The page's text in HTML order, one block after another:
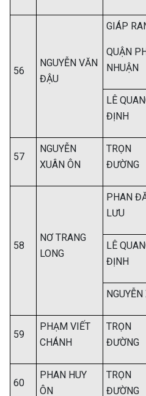
56
NGUYỄN VĂN
ĐẬU
GIÁP
QUẬN
NHUẬN
LÊ
ĐỊNH
57
NGUYỄN
XUÂN ÔN
TRỌN
ĐƯỜNG
58
NƠ TRANG
LONG
PHAN
LƯU
LÊ
ĐỊNH
NGUYỄN
59
PHẠM VIẾT
CHÁNH
TRỌN
ĐƯỜNG
60
PHAN HUY
ÔN
TRỌN
ĐƯỜNG